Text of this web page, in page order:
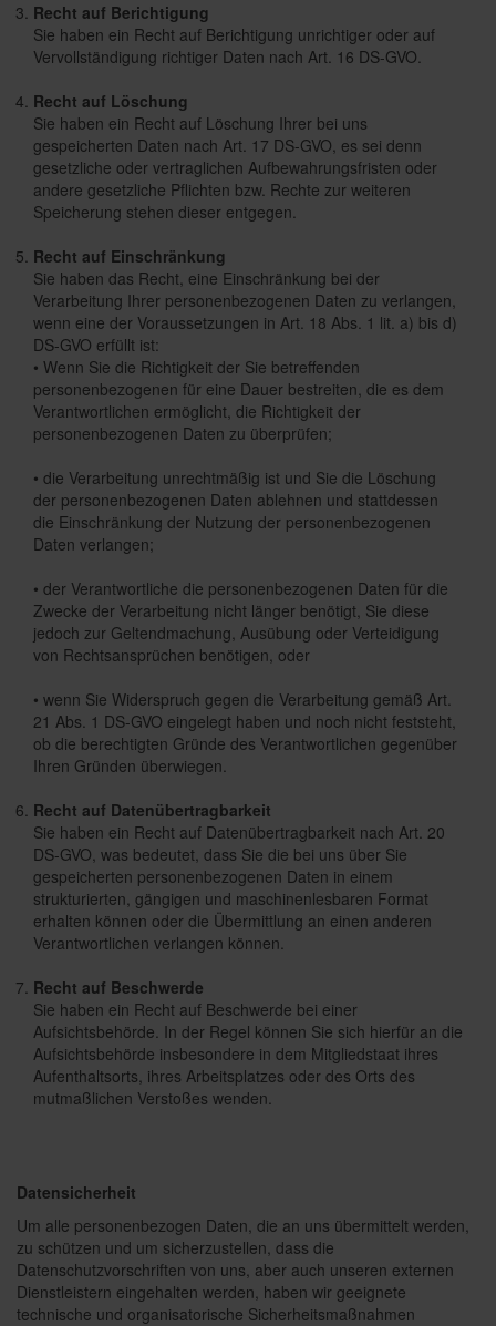
Recht auf Berichtigung
Sie haben ein Recht auf Berichtigung unrichtiger oder auf
Vervollständigung richtiger Daten nach Art. 16 DS-GVO.
Recht auf Löschung
Sie haben ein Recht auf Löschung Ihrer bei uns
gespeicherten Daten nach Art. 17 DS-GVO, es sei denn
gesetzliche oder vertraglichen Aufbewahrungsfristen oder
andere gesetzliche Pflichten bzw. Rechte zur weiteren
Speicherung stehen dieser entgegen.
Recht auf Einschränkung
Sie haben das Recht, eine Einschränkung bei der
Verarbeitung Ihrer personenbezogenen Daten zu verlangen,
wenn eine der Voraussetzungen in Art. 18 Abs. 1 lit. a) bis d)
DS-GVO erfüllt ist:
• Wenn Sie die Richtigkeit der Sie betreffenden
personenbezogenen für eine Dauer bestreiten, die es dem
Verantwortlichen ermöglicht, die Richtigkeit der
personenbezogenen Daten zu überprüfen;
• die Verarbeitung unrechtmäßig ist und Sie die Löschung
der personenbezogenen Daten ablehnen und stattdessen
die Einschränkung der Nutzung der personenbezogenen
Daten verlangen;
• der Verantwortliche die personenbezogenen Daten für die
Zwecke der Verarbeitung nicht länger benötigt, Sie diese
jedoch zur Geltendmachung, Ausübung oder Verteidigung
von Rechtsansprüchen benötigen, oder
• wenn Sie Widerspruch gegen die Verarbeitung gemäß Art.
21 Abs. 1 DS-GVO eingelegt haben und noch nicht feststeht,
ob die berechtigten Gründe des Verantwortlichen gegenüber
Ihren Gründen überwiegen.
Recht auf Datenübertragbarkeit
Sie haben ein Recht auf Datenübertragbarkeit nach Art. 20
DS-GVO, was bedeutet, dass Sie die bei uns über Sie
gespeicherten personenbezogenen Daten in einem
strukturierten, gängigen und maschinenlesbaren Format
erhalten können oder die Übermittlung an einen anderen
Verantwortlichen verlangen können.
Recht auf Beschwerde
Sie haben ein Recht auf Beschwerde bei einer
Aufsichtsbehörde. In der Regel können Sie sich hierfür an die
Aufsichtsbehörde insbesondere in dem Mitgliedstaat ihres
Aufenthaltsorts, ihres Arbeitsplatzes oder des Orts des
mutmaßlichen Verstoßes wenden.
Datensicherheit
Um alle personenbezogen Daten, die an uns übermittelt werden,
zu schützen und um sicherzustellen, dass die
Datenschutzvorschriften von uns, aber auch unseren externen
Dienstleistern eingehalten werden, haben wir geeignete
technische und organisatorische Sicherheitsmaßnahmen